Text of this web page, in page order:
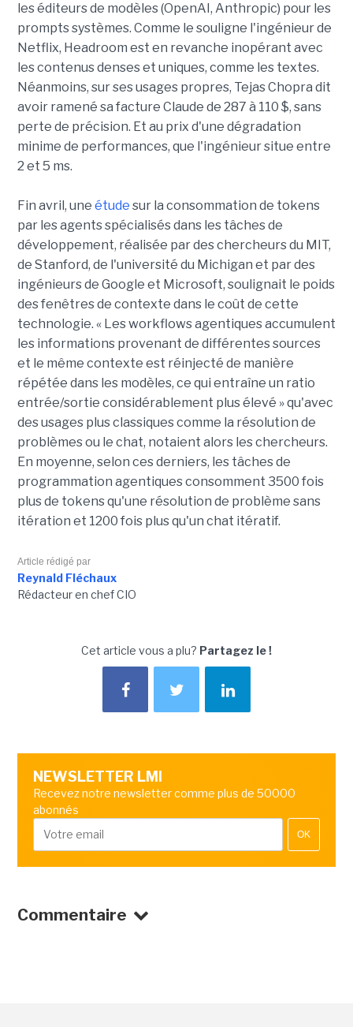
les éditeurs de modèles (OpenAI, Anthropic) pour les
prompts systèmes. Comme le souligne l'ingénieur de
Netflix, Headroom est en revanche inopérant avec
les contenus denses et uniques, comme les textes.
Néanmoins, sur ses usages propres, Tejas Chopra dit
avoir ramené sa facture Claude de 287 à 110 $, sans
perte de précision. Et au prix d'une dégradation
minime de performances, que l'ingénieur situe entre
2 et 5 ms.
Fin avril, une étude sur la consommation de tokens
par les agents spécialisés dans les tâches de
développement, réalisée par des chercheurs du MIT,
de Stanford, de l'université du Michigan et par des
ingénieurs de Google et Microsoft, soulignait le poids
des fenêtres de contexte dans le coût de cette
technologie. « Les workflows agentiques accumulent
les informations provenant de différentes sources
et le même contexte est réinjecté de manière
répétée dans les modèles, ce qui entraîne un ratio
entrée/sortie considérablement plus élevé » qu'avec
des usages plus classiques comme la résolution de
problèmes ou le chat, notaient alors les chercheurs.
En moyenne, selon ces derniers, les tâches de
programmation agentiques consomment 3500 fois
plus de tokens qu'une résolution de problème sans
itération et 1200 fois plus qu'un chat itératif.
Article rédigé par
Reynald Fléchaux
Rédacteur en chef CIO
Cet article vous a plu? Partagez le !
NEWSLETTER LMI
Recevez notre newsletter comme plus de 50000
abonnés
OK
Commentaire